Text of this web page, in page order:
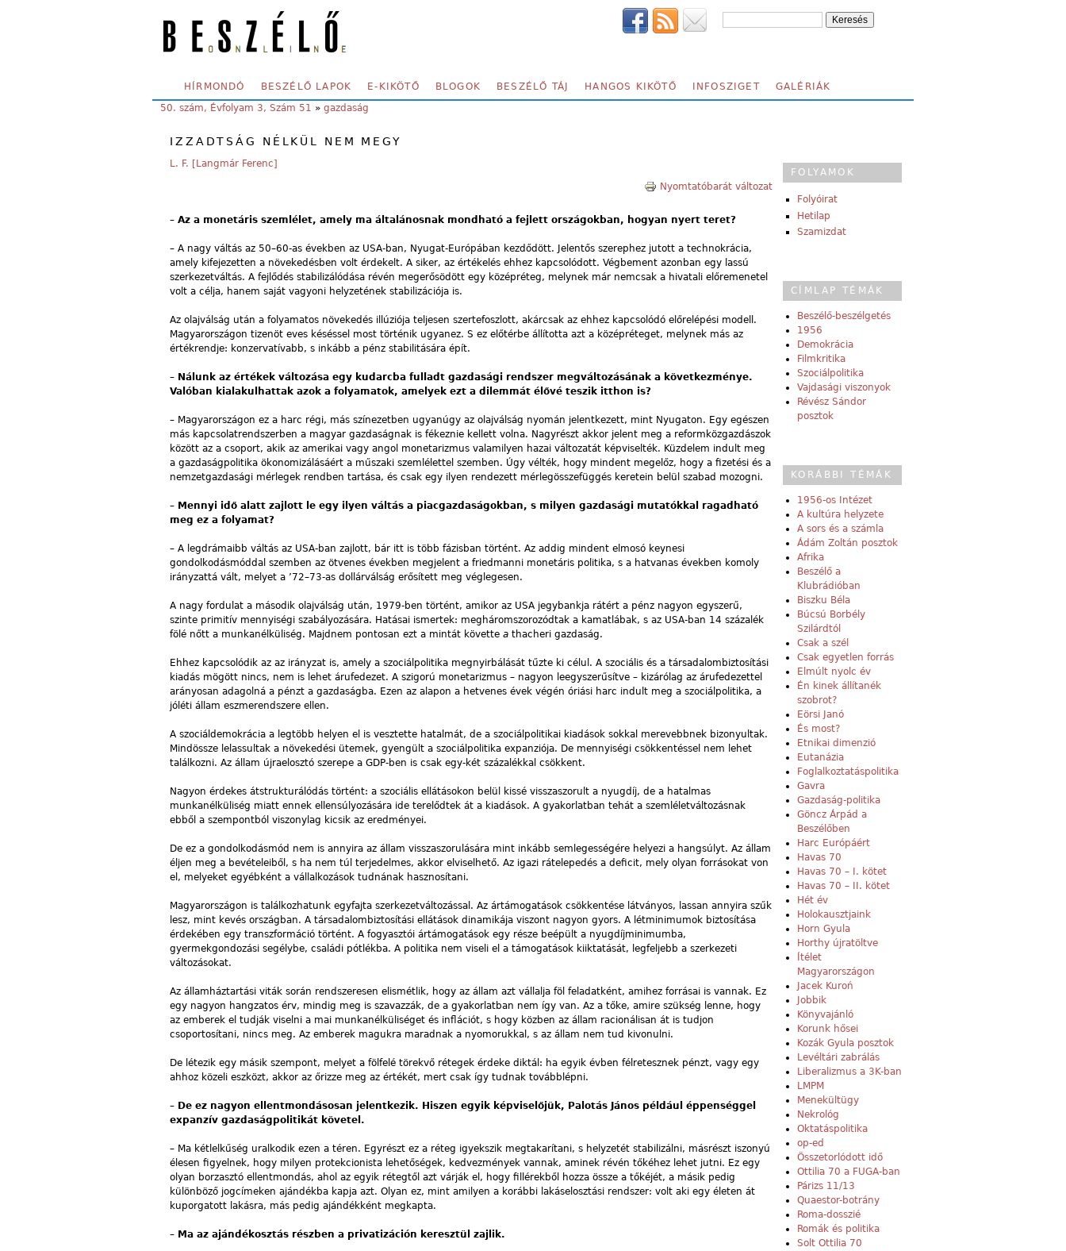
SECONDARY MENU
HÍRMONDÓ BESZÉLŐ LAPOK E-KIKÖTŐ BLOGOK BESZÉLŐ TÁJ HANGOS KIKÖTŐ INFOSZIGET GALÉRIÁK
YOU ARE HERE:
50. szám, Évfolyam 3, Szám 51 » gazdaság
IZZADTSÁG NÉLKÜL NEM MEGY
L. F. [Langmár Ferenc]
Nyomtatóbarát változat
– Az a monetáris szemlélet, amely ma általánosnak mondható a fejlett országokban, hogyan nyert teret?
– A nagy váltás az 50–60-as években az USA-ban, Nyugat-Európában kezdődött. Jelentős szerephez jutott a technokrácia,
amely kifejezetten a növekedésben volt érdekelt. A siker, az értékelés ehhez kapcsolódott. Végbement azonban egy lassú
szerkezetváltás. A fejlődés stabilizálódása révén megerősödött egy középréteg, melynek már nemcsak a hivatali előremenetel
volt a célja, hanem saját vagyoni helyzetének stabilizációja is.
Az olajválság után a folyamatos növekedés illúziója teljesen szertefoszlott, akárcsak az ehhez kapcsolódó előrelépési modell.
Magyarországon tizenöt eves késéssel most történik ugyanez. S ez előtérbe állította azt a középréteget, melynek más az
értékrendje: konzervatívabb, s inkább a pénz stabilitására épít.
– Nálunk az értékek változása egy kudarcba fulladt gazdasági rendszer megváltozásának a következménye.
Valóban kialakulhattak azok a folyamatok, amelyek ezt a dilemmát élővé teszik itthon is?
– Magyarországon ez a harc régi, más színezetben ugyanúgy az olajválság nyomán jelentkezett, mint Nyugaton. Egy egészen
más kapcsolatrendszerben a magyar gazdaságnak is fékeznie kellett volna. Nagyrészt akkor jelent meg a reformközgazdászok
között az a csoport, akik az amerikai vagy angol monetarizmus valamilyen hazai változatát képviselték. Küzdelem indult meg
a gazdaságpolitika ökonomizálásáért a műszaki szemlélettel szemben. Úgy vélték, hogy mindent megelőz, hogy a fizetési és a
nemzetgazdasági mérlegek rendben tartása, és csak egy ilyen rendezett mérlegösszefüggés keretein belül szabad mozogni.
– Mennyi idő alatt zajlott le egy ilyen váltás a piacgazdaságokban, s milyen gazdasági mutatókkal ragadható
meg ez a folyamat?
– A legdrámaibb váltás az USA-ban zajlott, bár itt is több fázisban történt. Az addig mindent elmosó keynesi
gondolkodásmóddal szemben az ötvenes években megjelent a friedmanni monetáris politika, s a hatvanas években komoly
irányzattá vált, melyet a ’72–73-as dollárválság erősített meg véglegesen.
A nagy fordulat a második olajválság után, 1979-ben történt, amikor az USA jegybankja rátért a pénz nagyon egyszerű,
szinte primitív mennyiségi szabályozására. Hatásai ismertek: megháromszorozódtak a kamatlábak, s az USA-ban 14 százalék
fölé nőtt a munkanélküliség. Majdnem pontosan ezt a mintát követte a thacheri gazdaság.
Ehhez kapcsolódik az az irányzat is, amely a szociálpolitika megnyirbálását tűzte ki célul. A szociális és a társadalombiztosítási
kiadás mögött nincs, nem is lehet árufedezet. A szigorú monetarizmus – nagyon leegyszerűsítve – kizárólag az árufedezettel
arányosan adagolná a pénzt a gazdaságba. Ezen az alapon a hetvenes évek végén óriási harc indult meg a szociálpolitika, a
jóléti állam eszmerendszere ellen.
A szociáldemokrácia a legtöbb helyen el is vesztette hatalmát, de a szociálpolitikai kiadások sokkal merevebbnek bizonyultak.
Mindössze lelassultak a növekedési ütemek, gyengült a szociálpolitika expanziója. De mennyiségi csökkentéssel nem lehet
találkozni. Az állam újraelosztó szerepe a GDP-ben is csak egy-két százalékkal csökkent.
Nagyon érdekes átstrukturálódás történt: a szociális ellátásokon belül kissé visszaszorult a nyugdíj, de a hatalmas
munkanélküliség miatt ennek ellensúlyozására ide terelődtek át a kiadások. A gyakorlatban tehát a szemléletváltozásnak
ebből a szempontból viszonylag kicsik az eredményei.
De ez a gondolkodásmód nem is annyira az állam visszaszorulására mint inkább semlegességére helyezi a hangsúlyt. Az állam
éljen meg a bevételeiből, s ha nem túl terjedelmes, akkor elviselhető. Az igazi rátelepedés a deficit, mely olyan forrásokat von
el, melyeket egyébként a vállalkozások tudnának hasznosítani.
Magyarországon is találkozhatunk egyfajta szerkezetváltozással. Az ártámogatások csökkentése látványos, lassan annyira szűk
lesz, mint kevés országban. A társadalombiztosítási ellátások dinamikája viszont nagyon gyors. A létminimumok biztosítása
érdekében egy transzformáció történt. A fogyasztói ártámogatások egy része beépült a nyugdíjminimumba,
gyermekgondozási segélybe, családi pótlékba. A politika nem viseli el a támogatások kiiktatását, legfeljebb a szerkezeti
változásokat.
Az államháztartási viták során rendszeresen elismétlik, hogy az állam azt vállalja föl feladatként, amihez forrásai is vannak. Ez
egy nagyon hangzatos érv, mindig meg is szavazzák, de a gyakorlatban nem így van. Az a tőke, amire szükség lenne, hogy
az emberek el tudják viselni a mai munkanélküliséget és inflációt, s hogy közben az állam racionálisan át is tudjon
csoportosítani, nincs meg. Az emberek magukra maradnak a nyomorukkal, s az állam nem tud kivonulni.
De létezik egy másik szempont, melyet a fölfelé törekvő rétegek érdeke diktál: ha egyik évben félretesznek pénzt, vagy egy
ahhoz közeli eszközt, akkor az őrizze meg az értékét, mert csak így tudnak továbblépni.
– De ez nagyon ellentmondásosan jelentkezik. Hiszen egyik képviselőjük, Palotás János például éppenséggel
expanzív gazdaságpolitikát követel.
– Ma kétlelkűség uralkodik ezen a téren. Egyrészt ez a réteg igyekszik megtakarítani, s helyzetét stabilizálni, másrészt iszonyú
élesen figyelnek, hogy milyen protekcionista lehetőségek, kedvezmények vannak, aminek révén tőkéhez lehet jutni. Ez egy
olyan borzasztó ellentmondás, ahol az egyik rétegtől azt várják el, hogy fillérekből hozza össze a tőkéjét, a másik pedig
különböző jogcímeken ajándékba kapja azt. Olyan ez, mint amilyen a korábbi lakáselosztási rendszer: volt aki egy életen át
kuporgatott lakásra, más pedig ajándékként megkapta.
– Ma az ajándékosztás részben a privatizáción keresztül zajlik.
FOLYAMOK
Folyóirat
Hetilap
Szamizdat
CÍMLAP TÉMÁK
Beszélő-beszélgetés
1956
Demokrácia
Filmkritika
Szociálpolitika
Vajdasági viszonyok
Révész Sándor
posztok
KORÁBBI TÉMÁK
1956-os Intézet
A kultúra helyzete
A sors és a számla
Ádám Zoltán posztok
Afrika
Beszélő a
Klubrádióban
Biszku Béla
Búcsú Borbély
Szilárdtól
Csak a szél
Csak egyetlen forrás
Elmúlt nyolc év
Én kinek állítanék
szobrot?
Eörsi Janó
És most?
Etnikai dimenzió
Eutanázia
Foglalkoztatáspolitika
Gavra
Gazdaság-politika
Göncz Árpád a
Beszélőben
Harc Európáért
Havas 70
Havas 70 – I. kötet
Havas 70 – II. kötet
Hét év
Holokausztjaink
Horn Gyula
Horthy újratöltve
Ítélet
Magyarországon
Jacek Kuroń
Jobbik
Könyvajánló
Korunk hősei
Kozák Gyula posztok
Levéltári zabrálás
Liberalizmus a 3K-ban
LMPM
Menekültügy
Nekrológ
Oktatáspolitika
op-ed
Összetorlódott idő
Ottilia 70 a FUGA-ban
Párizs 11/13
Quaestor-botrány
Roma-dosszié
Romák és politika
Solt Ottilia 70